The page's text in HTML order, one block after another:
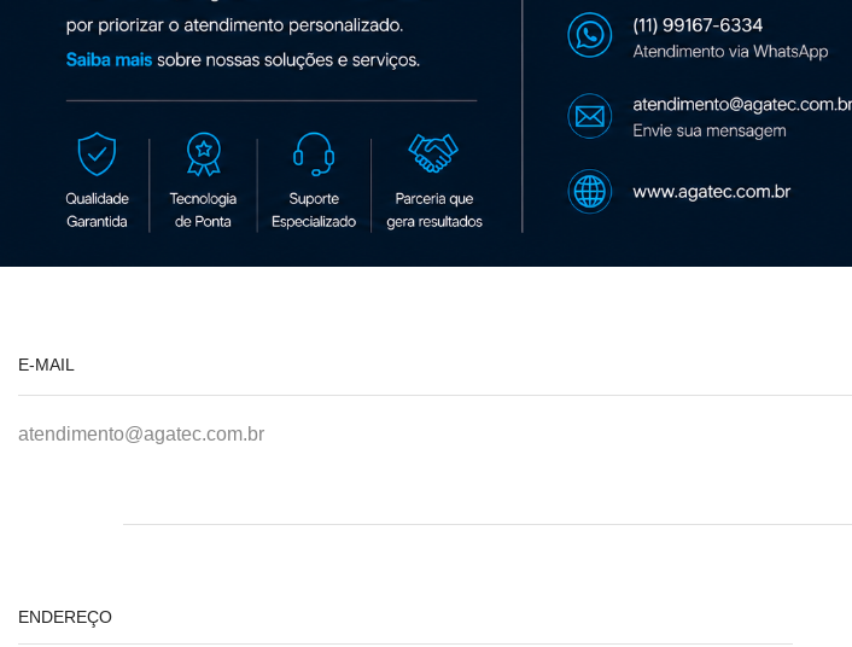
E-MAIL
atendimento@agatec.com.br
ENDEREÇO